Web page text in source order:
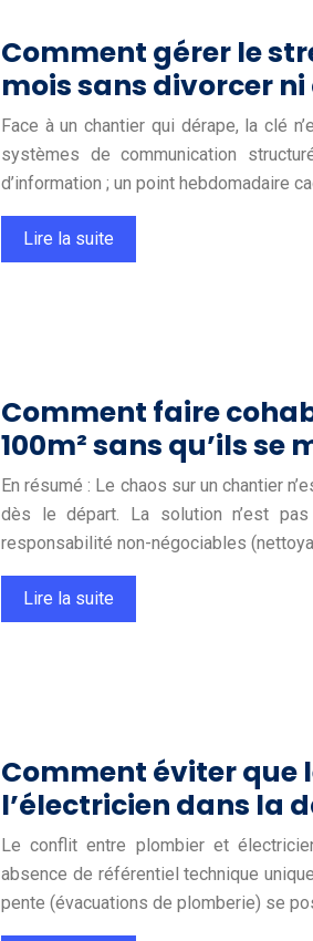
Comment gérer le
mois sans divorcer
Face à un chantier qui dérape, la clé
systèmes de communication
d’information ; un point hebdomadaire
Lire la suite
Comment faire
100m² sans qu’ils se
En résumé : Le chaos sur un chantier
dès le départ. La solution n’est
responsabilité non-négociables
Lire la suite
Comment éviter que
l’électricien dans la
Le conflit entre plombier et
absence de référentiel technique
pente (évacuations de plomberie) se